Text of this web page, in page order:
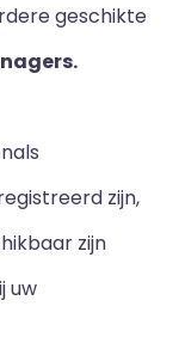
geschikte
zijn,
zijn
uw